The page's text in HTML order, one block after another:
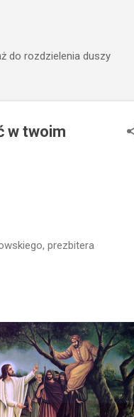
do rozdzielenia duszy
w twoim
prezbitera